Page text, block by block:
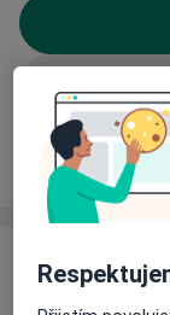
Ceník
Ceník